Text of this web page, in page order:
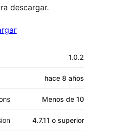
descargar.
1.0.2
hace 8 años
Menos de 10
4.7.11 o superior